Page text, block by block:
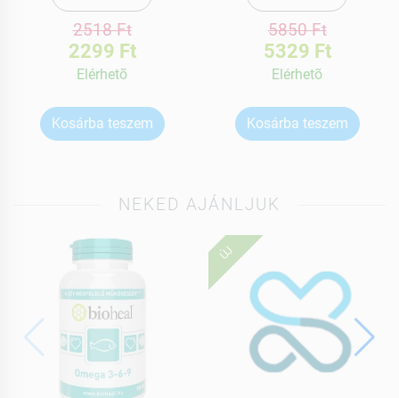
2518 Ft
2299 Ft
Elérhetõ
Kosárba teszem
5850 Ft
5329 Ft
Elérhetõ
Kosárba teszem
NEKED AJÁNLJUK
ÚJ